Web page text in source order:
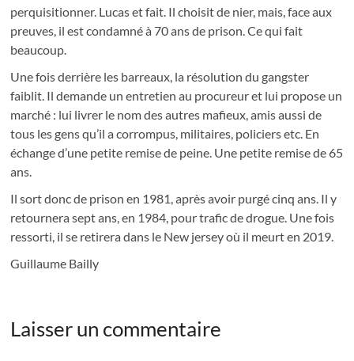
perquisitionner. Lucas et fait. Il choisit de nier, mais, face aux
preuves, il est condamné à 70 ans de prison. Ce qui fait
beaucoup.
Une fois derrière les barreaux, la résolution du gangster
faiblit. Il demande un entretien au procureur et lui propose un
marché : lui livrer le nom des autres mafieux, amis aussi de
tous les gens qu’il a corrompus, militaires, policiers etc. En
échange d’une petite remise de peine. Une petite remise de 65
ans.
Il sort donc de prison en 1981, après avoir purgé cinq ans. Il y
retournera sept ans, en 1984, pour trafic de drogue. Une fois
ressorti, il se retirera dans le New jersey où il meurt en 2019.
Guillaume Bailly
Laisser un commentaire